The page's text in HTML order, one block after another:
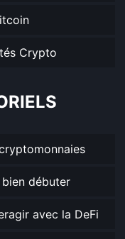
Crypto
débuter
avec la DeFi